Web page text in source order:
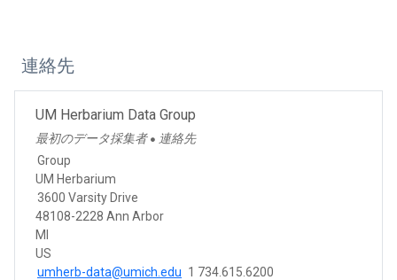
連絡先
UM Herbarium Data Group
最初のデータ採集者 ● 連絡先
Group
UM Herbarium
3600 Varsity Drive
48108-2228 Ann Arbor
MI
US
umherb-data@umich.edu 1 734.615.6200